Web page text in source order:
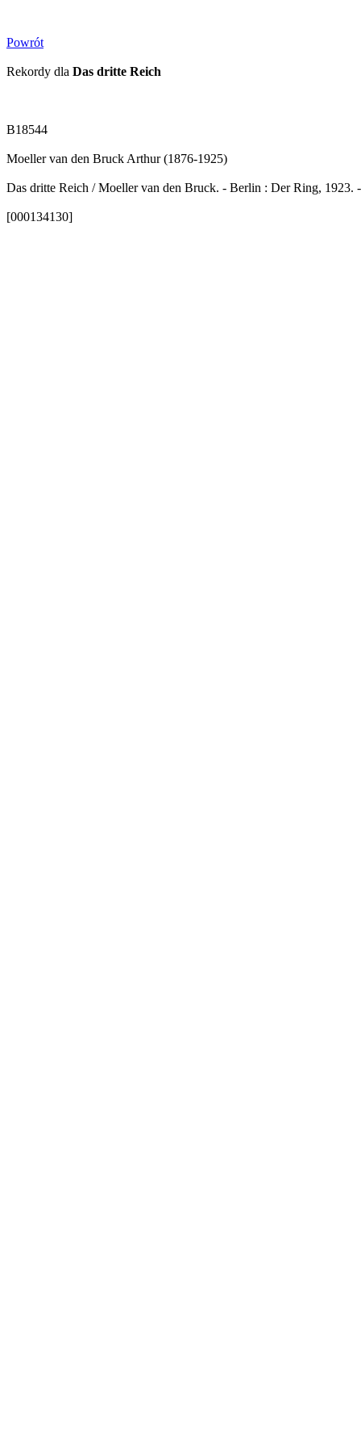
Powrót
Rekordy dla Das dritte Reich
B18544
Moeller van den Bruck Arthur (1876-1925)
Das dritte Reich / Moeller van den Bruck. - Berlin : Der Ring, 1923.
[000134130]